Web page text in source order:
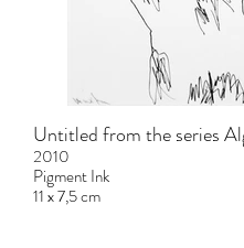
Untitled from the series
2010
Pigment Ink
11 x 7,5 cm